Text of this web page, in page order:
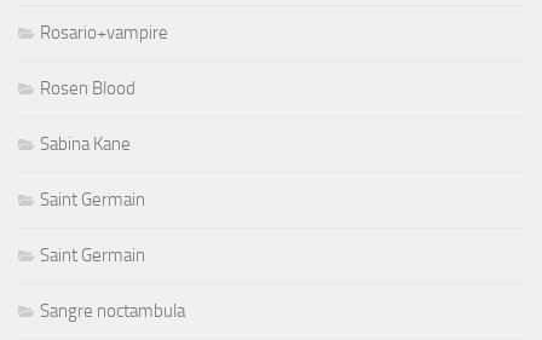
Rosario+vampire
Rosen Blood
Sabina Kane
Saint Germain
Saint Germain
Sangre noctambula